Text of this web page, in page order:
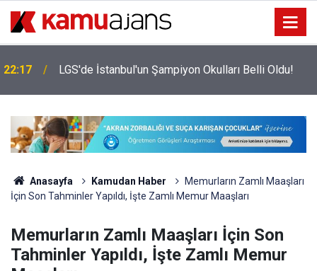
22:17 LGS'de İstanbul'un Şampiyon Okulları Belli Oldu!
Anasayfa Kamudan Haber
Memurların Zamlı Maaşları
İçin Son Tahminler Yapıldı, İşte Zamlı Memur Maaşları
Memurların Zamlı Maaşları İçin Son
Tahminler Yapıldı, İşte Zamlı Memur